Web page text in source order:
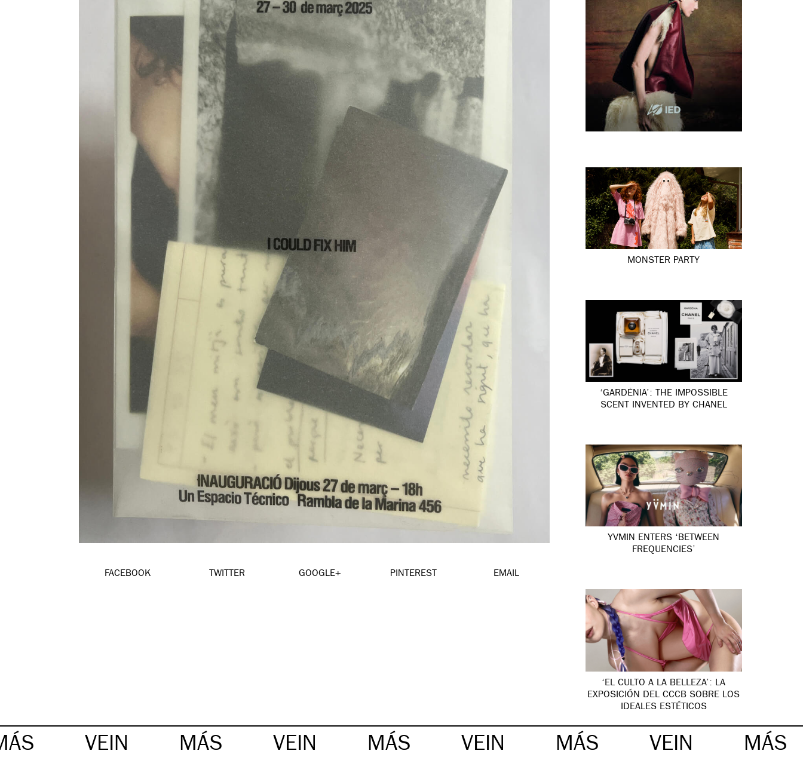
FACEBOOK TWITTER GOOGLE+ PINTEREST EMAIL
MONSTER PARTY
‘GARDÉNIA’: THE IMPOSSIBLE
SCENT INVENTED BY CHANEL
YVMIN ENTERS ‘BETWEEN
FREQUENCIES’
‘EL CULTO A LA BELLEZA’: LA
EXPOSICIÓN DEL CCCB SOBRE LOS
IDEALES ESTÉTICOS
VEIN MÁS VEIN MÁS VEIN MÁS VEIN MÁS